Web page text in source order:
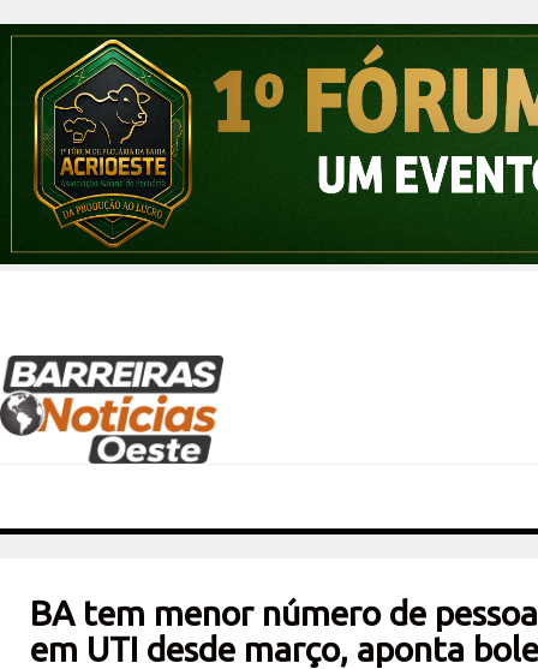
BA tem menor número de
em UTI desde março, aponta